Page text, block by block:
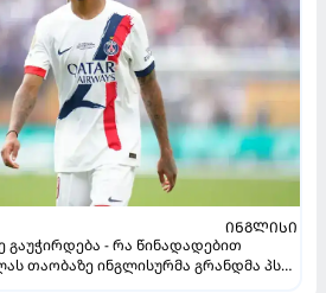
ᲘᲜᲒᲚᲘᲡᲘ
გაუჭირდება - რა წინადადებით
თაობაზე ინგლისურმა გრანდმა პსჟ-